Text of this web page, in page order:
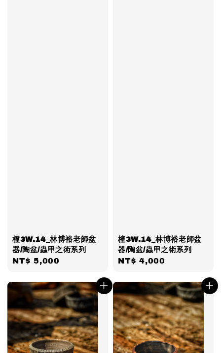
橦3W.14_林博裕老師盆
器/陶盆/蟲甲之術系列
Regular
NT$ 5,000
橦3W.14_林博裕老師盆
器/陶盆/蟲甲之術系列
Regular
NT$ 4,000